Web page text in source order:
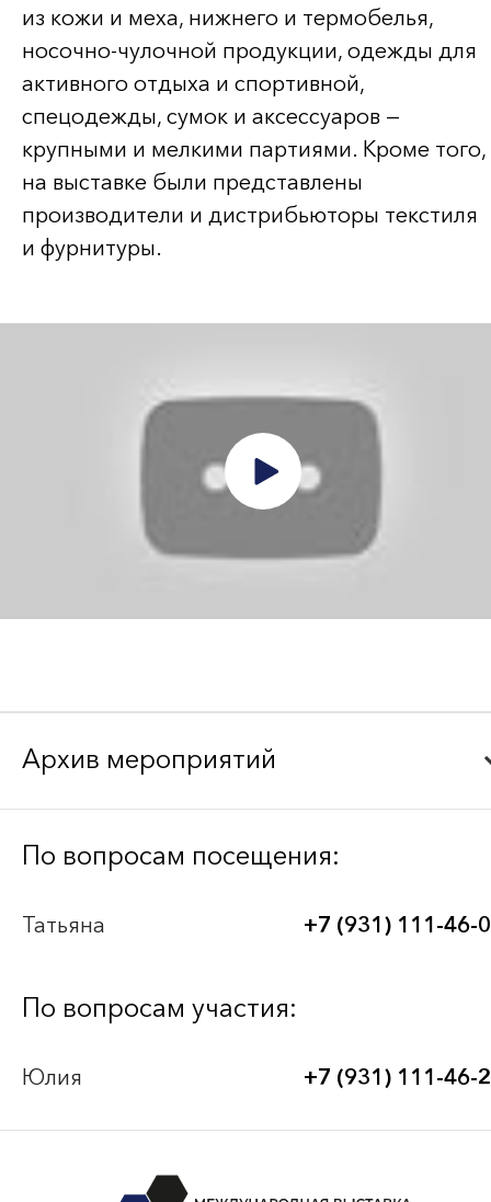
из кожи и меха, нижнего и термобелья,
носочно-чулочной продукции, одежды для
активного отдыха и спортивной,
спецодежды, сумок и аксессуаров —
крупными и мелкими партиями. Кроме того,
на выставке были представлены
производители и дистрибьюторы текстиля
и фурнитуры.
Архив мероприятий
Bee-Together 21 (2026)
BEE-TOGETHER.KG 3-я Международная
смотреть все
По вопросам посещения:
Татьяна +7 (931) 111-46-
По вопросам участия:
Юлия +7 (931) 111-46-